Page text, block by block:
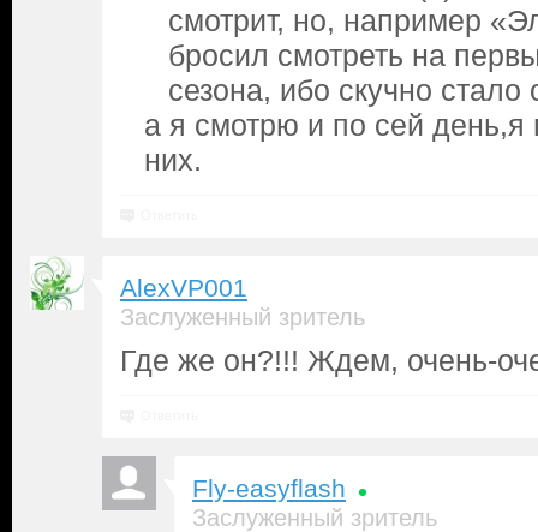
смотрит, но, например
бросил смотреть на
сезона, ибо скучно стало
а я смотрю и по сей день,я
них.
AlexVP001
Заслуженный зритель
Где же он?!!! Ждем, очень-
Fly-easyflash
Заслуженный зритель